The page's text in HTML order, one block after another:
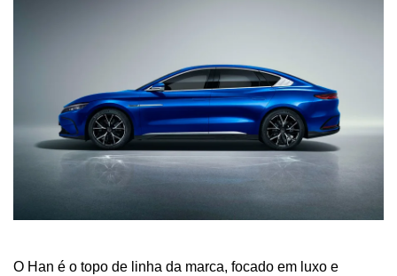
O Han é o topo de linha da marca, focado em luxo e